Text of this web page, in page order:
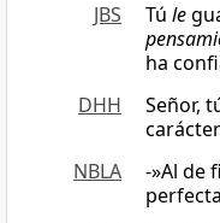
JBS
Tú le
ha
DHH
Señor,
NBLA
-»Al de